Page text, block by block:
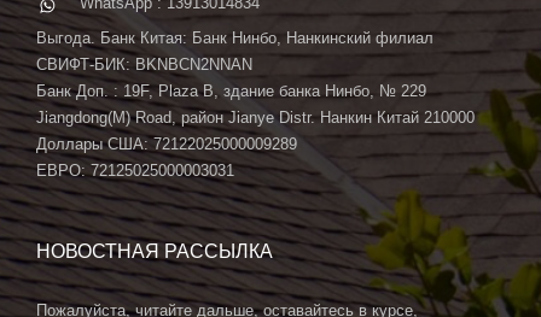
Выгода. Банк Китая: Банк Нинбо, Нанкинский филиал
СВИФТ-БИК: BKNBCN2NNAN
Банк Доп. : 19F, Plaza B, здание банка Нинбо, № 229
Jiangdong(M) Road, район Jianye Distr. Нанкин Китай 210000
Доллары США: 72122025000009289
ЕВРО: 72125025000003031
НОВОСТНАЯ РАССЫЛКА
Пожалуйста, читайте дальше, оставайтесь в курсе,